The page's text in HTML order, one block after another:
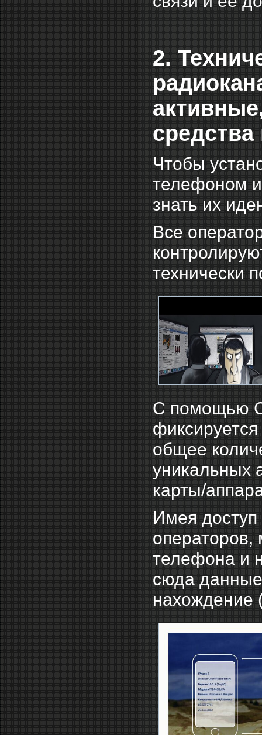
2.
средства
Чтобы
телефоном
знать их
Все
технически
С помощью
общее
уникальных
карты/
Имея
операторов,
телефона и
сюда
нахождение